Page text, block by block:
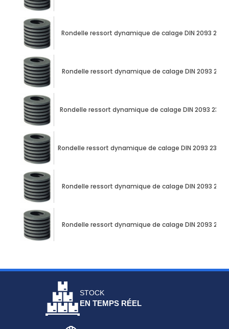
Rondelle ressort dynamique de calage DIN 2093
Rondelle ressort dynamique de calage DIN 2093
Rondelle ressort dynamique de calage DIN 2093
Rondelle ressort dynamique de calage DIN 2093
Rondelle ressort dynamique de calage DIN 2093
Rondelle ressort dynamique de calage DIN 2093
STOCK
EN TEMPS RÉEL